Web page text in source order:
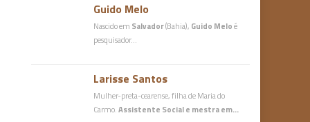
Guido Melo
Nascido em Salvador(Bahia), Guido Meloé
pesquisador…
Larisse Santos
Mulher-preta-cearense, filha de Maria do
Carmo.Assistente Social e mestra em…